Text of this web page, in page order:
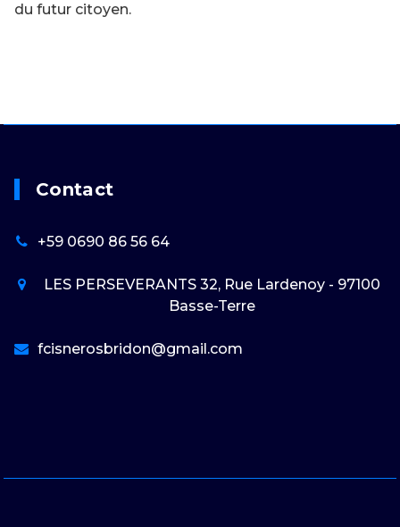
du futur citoyen.
Contact
+59 0690 86 56 64
LES PERSEVERANTS 32, Rue Lardenoy - 97100
Basse-Terre
fcisnerosbridon@gmail.com